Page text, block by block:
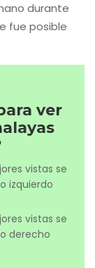
durante
fue posible
ver
vistas se
izquierdo
vistas se
derecho